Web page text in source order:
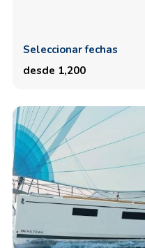
Seleccionar fechas
desde 1,200